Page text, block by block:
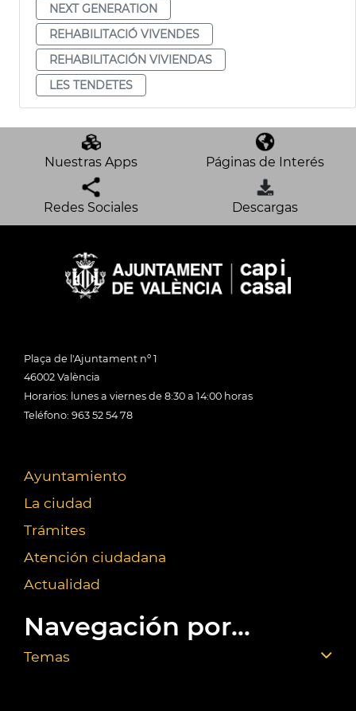
NEXT GENERATION
REHABILITACIÓ VIVENDES
REHABILITACIÓN VIVIENDAS
LES TENDETES
Nuestras Apps Páginas de Interés
Redes Sociales Descargas
Plaça de l'Ajuntament nº 1
46002 València
Horarios: lunes a viernes de 8:30 a 14:00 horas
Teléfono: 963 52 54 78
Ayuntamiento
La ciudad
Trámites
Atención ciudadana
Actualidad
Navegación por...
Temas